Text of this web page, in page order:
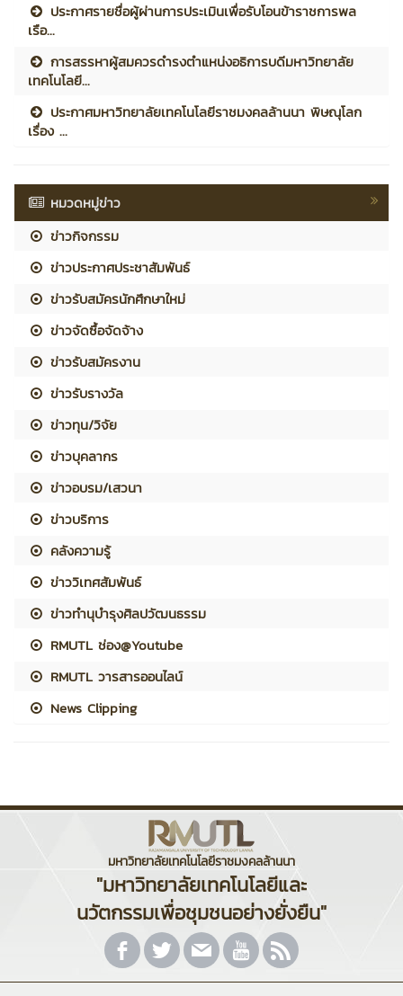
ประกาศรายชื่อผู้ผ่านการประเมินเพื่อรับโอนข้าราชการพล
เรือ...
การสรรหาผู้สมควรดำรงตำแหน่งอธิการบดีมหาวิทยาลัย
เทคโนโลยี...
ประกาศมหาวิทยาลัยเทคโนโลยีราชมงคลล้านนา พิษณุโลก
เรื่อง ...
หมวดหมู่ข่าว
ข่าวกิจกรรม
ข่าวประกาศประชาสัมพันธ์
ข่าวรับสมัครนักศึกษาใหม่
ข่าวจัดซื้อจัดจ้าง
ข่าวรับสมัครงาน
ข่าวรับรางวัล
ข่าวทุน/วิจัย
ข่าวบุคลากร
ข่าวอบรม/เสวนา
ข่าวบริการ
คลังความรู้
ข่าววิเทศสัมพันธ์
ข่าวทำนุบำรุงศิลปวัฒนธรรม
RMUTL ช่อง@Youtube
RMUTL วารสารออนไลน์
News Clipping
มหาวิทยาลัยเทคโนโลยีราชมงคลล้านนา
"มหาวิทยาลัยเทคโนโลยีและ
นวัตกรรมเพื่อชุมชนอย่างยั่งยืน"